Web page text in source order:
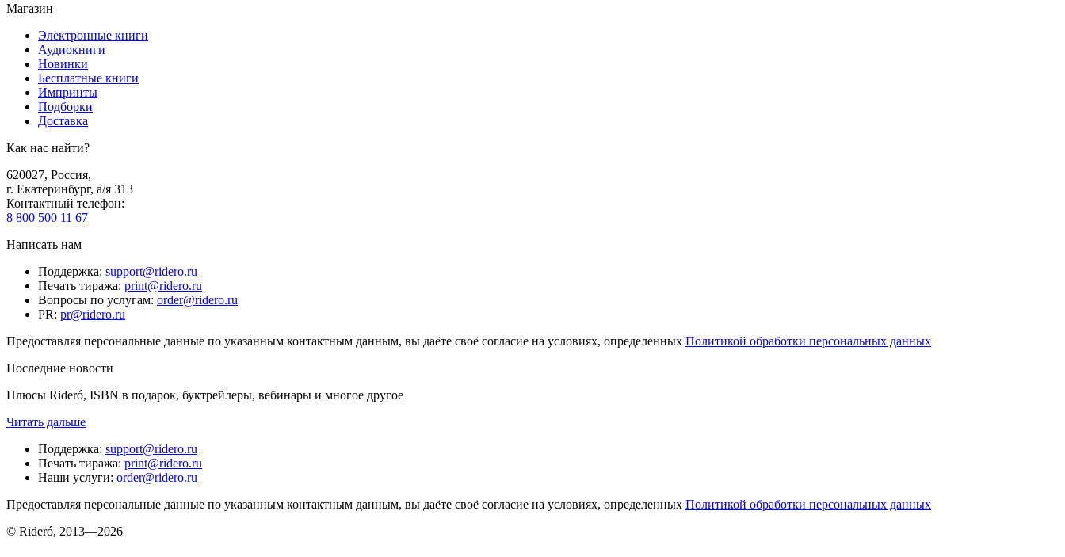
Магазин
Электронные книги
Аудиокниги
Новинки
Бесплатные книги
Импринты
Подборки
Доставка
Как нас найти?
620027, Россия,
г. Екатеринбург, а/я 313
Контактный телефон:
8 800 500 11 67
Написать нам
Поддержка: support@ridero.ru
Печать тиража: print@ridero.ru
Вопросы по услугам: order@ridero.ru
PR: pr@ridero.ru
Предоставляя персональные данные по указанным контактным данным, вы даёте своё согласие на условиях, определенных Политикой обработки персональных данных
Последние новости
Плюсы Rideró, ISBN в подарок, буктрейлеры, вебинары и многое другое
Читать дальше
Поддержка: support@ridero.ru
Печать тиража: print@ridero.ru
Наши услуги: order@ridero.ru
Предоставляя персональные данные по указанным контактным данным, вы даёте своё согласие на условиях, определенных Политикой обработки персональных данных
© Rideró, 2013—2026